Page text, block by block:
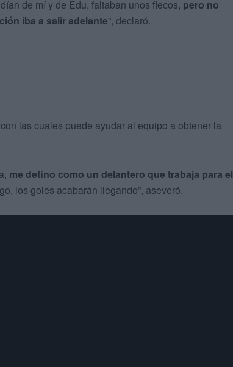
de mí y de Edu, faltaban unos flecos, pero no
iba a salir adelante”, declaró.
las cuales puede ayudar al equipo a obtener la
me defino como un delantero que trabaja para el
los goles acabarán llegando”, aseveró.